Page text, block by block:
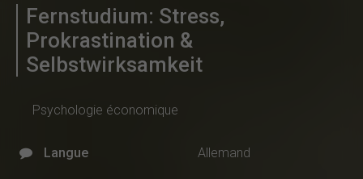
Fernstudium: Stress,
Prokrastination &
Selbstwirksamkeit
Psychologie économique
Langue Allemand